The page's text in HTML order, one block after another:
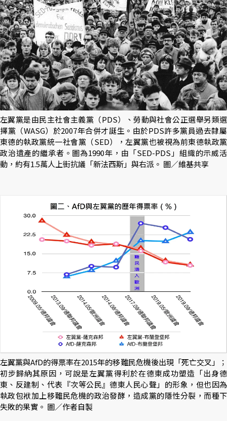
左翼黨是由民主社會主義黨（PDS）、勞動與社會公正選舉另類選
擇黨（WASG）於2007年合併才誕生。由於PDS許多黨員過去隸屬
東德的執政黨統一社會黨（SED），左翼黨也被視為前東德執政黨
政治遺產的繼承者。圖為1990年，由「SED-PDS」組織的示威活
動，約有1.5萬人上街抗議「新法西斯」與右派。 圖／維基共享
左翼黨與AfD的得票率在2015年的移難民危機後出現「死亡交叉」；
初步歸納其原因，可說是左翼黨得利於在德東成功塑造「出身德
東、反建制、代表『次等公民』德東人民心聲」的形象，但也因為
執政包袱加上移難民危機的政治發酵，造成黨的隱性分裂，而種下
失敗的果實。 圖／作者自製